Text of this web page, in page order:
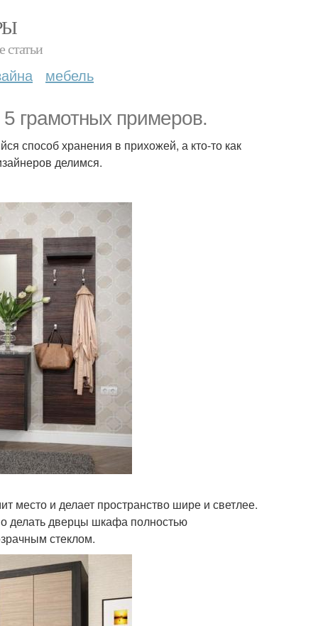
статьи
мебель
грамотных примеров.
способ хранения в прихожей, а кто-то как
делимся.
место и делает пространство шире и светлее.
делать дверцы шкафа полностью
стеклом.